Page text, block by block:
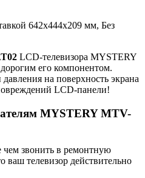
642x444x209 мм, Без
LCD-телевизора MYSTERY
его компонентом.
на поверхность экрана
LCD-панели!
MYSTERY MTV-
чем звонить в ремонтную
ваш телевизор действительно